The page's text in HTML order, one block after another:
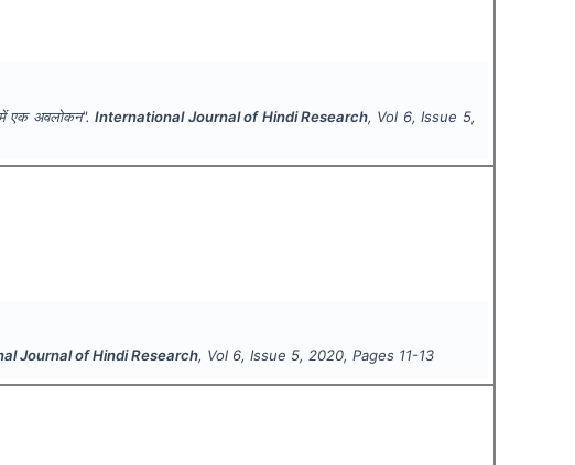
में एक अवलोकन".International Journal of Hindi Research, Vol 6, Issue 5,
Journal of Hindi Research, Vol 6, Issue 5,2020, Pages 11-13